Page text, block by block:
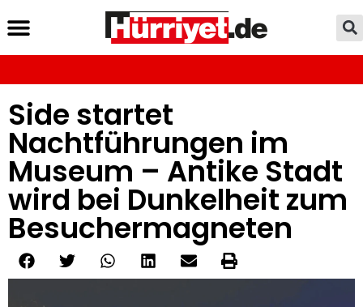
Side startet
Nachtführungen im
Museum – Antike Stadt
wird bei Dunkelheit zum
Besuchermagneten